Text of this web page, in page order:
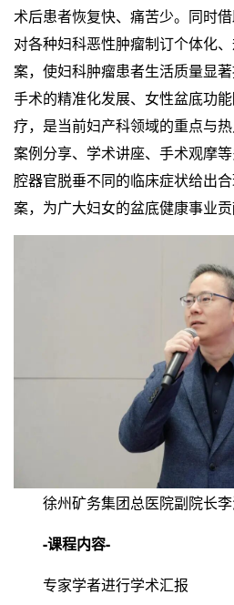
术后患者恢复快、痛苦少。同时
对各种妇科恶性肿瘤制订个体化
案，使妇科肿瘤患者生活质量显
手术的精准化发展、女性盆底功
疗，是当前妇产科领域的重点与
案例分享、学术讲座、手术观摩
腔器官脱垂不同的临床症状给出
案，为广大妇女的盆底健康事业
徐州矿务集团总医院副院长李
-课程内容-
专家学者进行学术汇报